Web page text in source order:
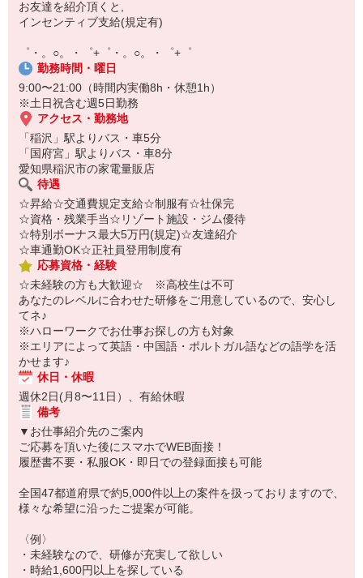
【スマホ面接実施中】
￣￣￣￣￣￣￣￣￣
自宅に居ながらスマホでカンタン面接OK！
オンライン面談なのでスピード対応。
お友達を紹介頂くと,
インセンティブ支給(規定有)
゜・。○。・゜+゜・。○。・゜+゜
勤務時間・曜日
9:00〜21:00（時間内実働8h・休憩1h）
※土日祝含む週5日勤務
アクセス・勤務地
「稲沢」駅よりバス・車5分
「国府宮」駅よりバス・車8分
愛知県稲沢市の家電量販店
待遇
☆昇給☆交通費規定支給☆制服有☆社保完
☆資格・残業手当☆リゾート施設・ジム優待
☆特別ボーナス最大5万円(規定)☆友達紹介
☆車通勤OK☆正社員登用制度有
応募資格・経験
☆未経験の方も大歓迎☆ ※高校生は不可
あなたのレベルに合わせた研修をご用意しているので、安心し
てネ♪
※ハローワークでお仕事お探しの方も対象
※エリアによって英語・中国語・ポルトガル語などの語学を活
かせます♪
休日・休暇
週休2日(月8〜11日）、有給休暇
備考
▼お仕事紹介先のご案内
ご応募を頂いた後にスマホでWEB面接！
履歴書不要・私服OK・即日での登録面接も可能
全国47都道府県で約5,000件以上の案件を扱っておりますので、
様々な希望に沿ったご提案が可能。
〈例〉
・未経験なので、研修が充実して欲しい
・時給1,600円以上を探している